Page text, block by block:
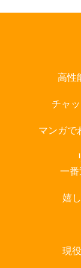
高性
チャ
マンガで
一番
嬉
現